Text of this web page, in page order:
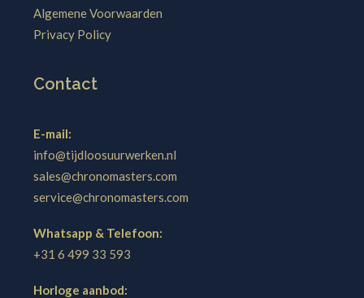
Algemene Voorwaarden
Privacy Policy
Contact
E-mail:
info@tijdloosuurwerken.nl
sales@chronomasters.com
service@chronomasters.com
Whatsapp & Telefoon:
+31 6 499 33 593
Horloge aanbod: